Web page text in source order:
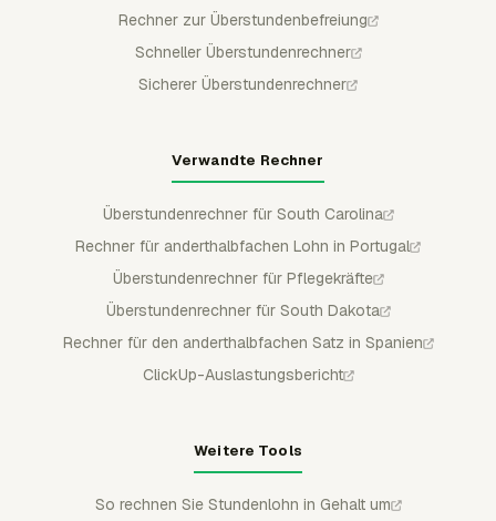
Rechner zur Überstundenbefreiung
Schneller Überstundenrechner
Sicherer Überstundenrechner
Verwandte Rechner
Überstundenrechner für South Carolina
Rechner für anderthalbfachen Lohn in Portugal
Überstundenrechner für Pflegekräfte
Überstundenrechner für South Dakota
Rechner für den anderthalbfachen Satz in Spanien
ClickUp-Auslastungsbericht
Weitere Tools
So rechnen Sie Stundenlohn in Gehalt um